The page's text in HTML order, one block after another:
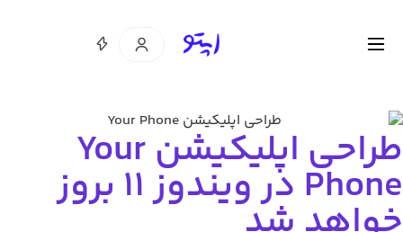
طراحی اپلیکیشن Your
Phone در ویندوز 11 بروز